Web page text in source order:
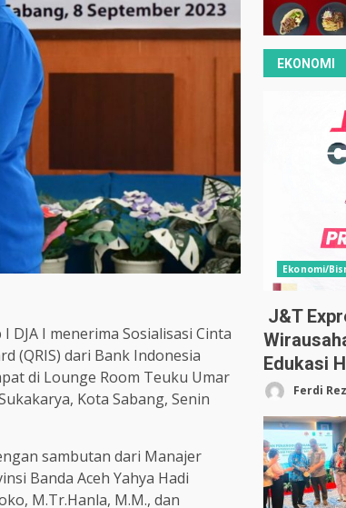
DJA I menerima Sosialisasi Cinta
(QRIS) dari Bank Indonesia
di Lounge Room Teuku Umar
Kota Sabang, Senin
sambutan dari Manajer
Banda Aceh Yahya Hadi
M.Tr.Hanla, M.M., dan
EKONOMI
Ekonomi/
J&T
Edukasi
Ferdi